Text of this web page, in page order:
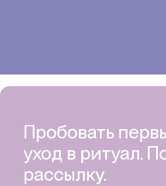
Пробовать
уход в ритуал.
рассылку.